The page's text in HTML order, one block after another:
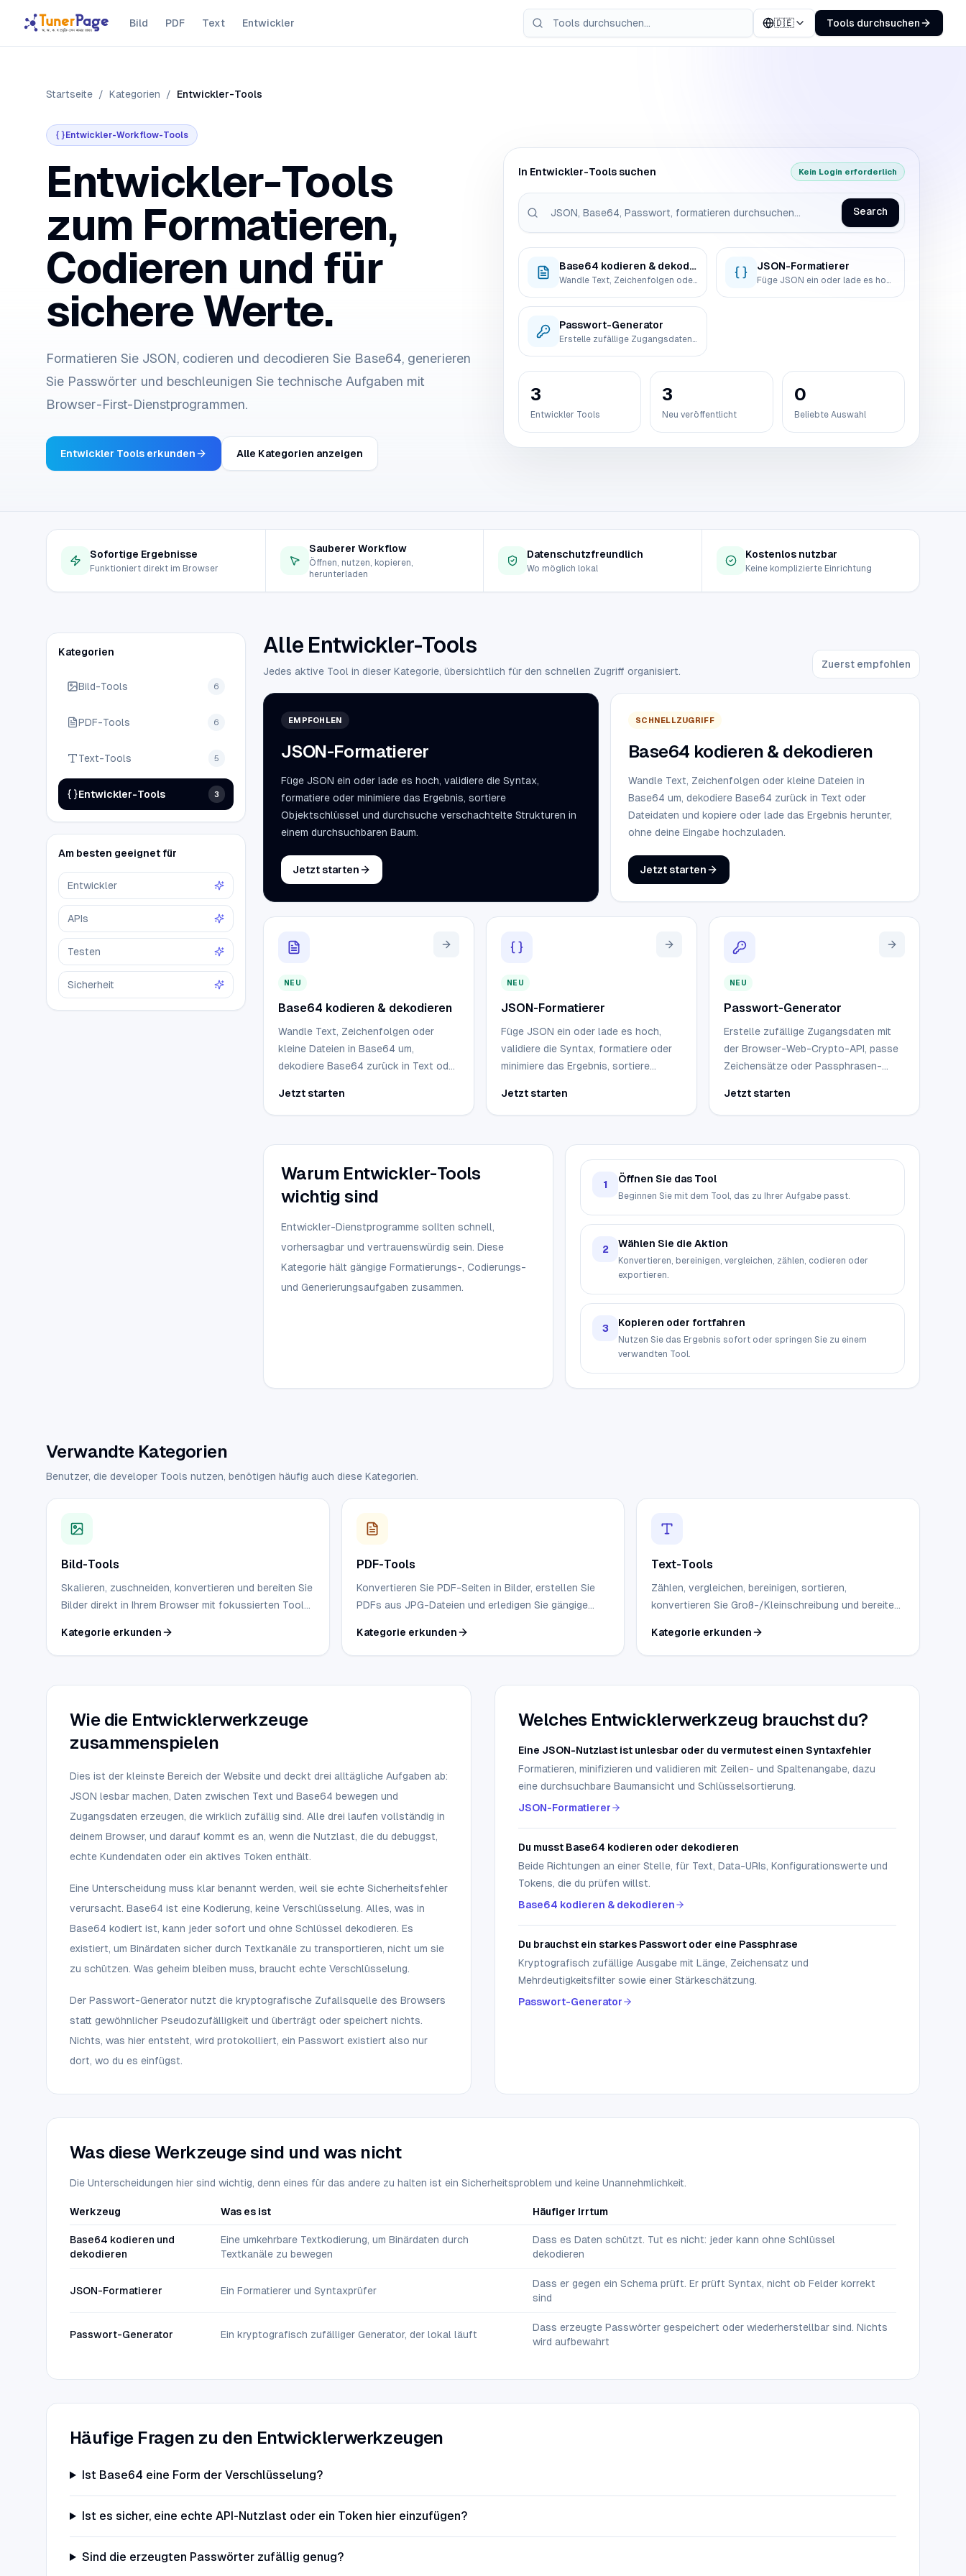
Bild PDF Text Entwickler 🇩🇪 Tools durchsuchen
Startseite / Kategorien / Entwickler-Tools
Entwickler-Workflow-Tools
Entwickler-Tools
zum Formatieren,
Codieren und für
sichere Werte.
Formatieren Sie JSON, codieren und decodieren Sie Base64, generieren
Sie Passwörter und beschleunigen Sie technische Aufgaben mit
Browser-First-Dienstprogrammen.
Entwickler Tools erkunden Alle Kategorien anzeigen
In Entwickler-Tools suchen Kein Login erforderlich
Search
Base64 kodieren & dekodieren
Wandle Text, Zeichenfolgen oder kleine Dateien in Base64 um, dekodiere Base64 zurück in Text oder Dateidaten und kopiere oder lade das Ergebnis herunter, ohne deine Eingabe hochzuladen.
JSON-Formatierer
Füge JSON ein oder lade es hoch, validiere die Syntax, formatiere oder minimiere das Ergebnis, sortiere Objektschlüssel und durchsuche verschachtelte Strukturen in einem durchsuchbaren Baum.
Passwort-Generator
Erstelle zufällige Zugangsdaten mit der Browser-Web-Crypto-API, passe Zeichensätze oder Passphrasen-Wörter an, überprüfe die Stärkeschätzung und kopiere das Ergebnis, ohne es irgendwohin zu senden.
3
Entwickler Tools
3
Neu veröffentlicht
0
Beliebte Auswahl
Sofortige Ergebnisse
Funktioniert direkt im Browser
Sauberer Workflow
Öffnen, nutzen, kopieren,
herunterladen
Datenschutzfreundlich
Wo möglich lokal
Kostenlos nutzbar
Keine komplizierte Einrichtung
Kategorien
Bild-Tools 6
PDF-Tools 6
Text-Tools 5
Entwickler-Tools 3
Am besten geeignet für
Entwickler
APIs
Testen
Sicherheit
Alle Entwickler-Tools
Jedes aktive Tool in dieser Kategorie, übersichtlich für den schnellen Zugriff organisiert.
Zuerst empfohlen
EMPFOHLEN
JSON-Formatierer
Füge JSON ein oder lade es hoch, validiere die Syntax,
formatiere oder minimiere das Ergebnis, sortiere
Objektschlüssel und durchsuche verschachtelte Strukturen in
einem durchsuchbaren Baum.
Jetzt starten
SCHNELLZUGRIFF
Base64 kodieren & dekodieren
Wandle Text, Zeichenfolgen oder kleine Dateien in
Base64 um, dekodiere Base64 zurück in Text oder
Dateidaten und kopiere oder lade das Ergebnis herunter,
ohne deine Eingabe hochzuladen.
Jetzt starten
NEU
Base64 kodieren & dekodieren
Wandle Text, Zeichenfolgen oder
kleine Dateien in Base64 um,
dekodiere Base64 zurück in Text oder
Ergebnis herunter, ohne deine Eingabe
hochzuladen.
Jetzt starten
NEU
JSON-Formatierer
Füge JSON ein oder lade es hoch,
validiere die Syntax, formatiere oder
minimiere das Ergebnis, sortiere
verschachtelte Strukturen in einem
durchsuchbaren Baum.
Jetzt starten
NEU
Passwort-Generator
Erstelle zufällige Zugangsdaten mit
der Browser-Web-Crypto-API, passe
Zeichensätze oder Passphrasen-
Stärkeschätzung und kopiere das
Ergebnis, ohne es irgendwohin zu
Jetzt starten
Warum Entwickler-Tools
wichtig sind
Entwickler-Dienstprogramme sollten schnell,
vorhersagbar und vertrauenswürdig sein. Diese
Kategorie hält gängige Formatierungs-, Codierungs-
und Generierungsaufgaben zusammen.
1 Öffnen Sie das Tool
Beginnen Sie mit dem Tool, das zu Ihrer Aufgabe passt.
2 Wählen Sie die Aktion
Konvertieren, bereinigen, vergleichen, zählen, codieren oder
exportieren.
3 Kopieren oder fortfahren
Nutzen Sie das Ergebnis sofort oder springen Sie zu einem
verwandten Tool.
Verwandte Kategorien
Benutzer, die developer Tools nutzen, benötigen häufig auch diese Kategorien.
Bild-Tools
Skalieren, zuschneiden, konvertieren und bereiten Sie
Bilder direkt in Ihrem Browser mit fokussierten Tools
Kategorie erkunden
PDF-Tools
Konvertieren Sie PDF-Seiten in Bilder, erstellen Sie
PDFs aus JPG-Dateien und erledigen Sie gängige
Software.
Kategorie erkunden
Text-Tools
Zählen, vergleichen, bereinigen, sortieren,
konvertieren Sie Groß-/Kleinschreibung und bereiten
Kategorie vor.
Kategorie erkunden
Wie die Entwicklerwerkzeuge
zusammenspielen
Dies ist der kleinste Bereich der Website und deckt drei alltägliche Aufgaben ab:
JSON lesbar machen, Daten zwischen Text und Base64 bewegen und
Zugangsdaten erzeugen, die wirklich zufällig sind. Alle drei laufen vollständig in
deinem Browser, und darauf kommt es an, wenn die Nutzlast, die du debuggst,
echte Kundendaten oder ein aktives Token enthält.
Eine Unterscheidung muss klar benannt werden, weil sie echte Sicherheitsfehler
verursacht. Base64 ist eine Kodierung, keine Verschlüsselung. Alles, was in
Base64 kodiert ist, kann jeder sofort und ohne Schlüssel dekodieren. Es
existiert, um Binärdaten sicher durch Textkanäle zu transportieren, nicht um sie
zu schützen. Was geheim bleiben muss, braucht echte Verschlüsselung.
Der Passwort-Generator nutzt die kryptografische Zufallsquelle des Browsers
statt gewöhnlicher Pseudozufälligkeit und überträgt oder speichert nichts.
Nichts, was hier entsteht, wird protokolliert, ein Passwort existiert also nur
dort, wo du es einfügst.
Welches Entwicklerwerkzeug brauchst du?
Eine JSON-Nutzlast ist unlesbar oder du vermutest einen Syntaxfehler
Formatieren, minifizieren und validieren mit Zeilen- und Spaltenangabe, dazu
eine durchsuchbare Baumansicht und Schlüsselsortierung.
JSON-Formatierer
Du musst Base64 kodieren oder dekodieren
Beide Richtungen an einer Stelle, für Text, Data-URIs, Konfigurationswerte und
Tokens, die du prüfen willst.
Base64 kodieren & dekodieren
Du brauchst ein starkes Passwort oder eine Passphrase
Kryptografisch zufällige Ausgabe mit Länge, Zeichensatz und
Mehrdeutigkeitsfilter sowie einer Stärkeschätzung.
Passwort-Generator
Was diese Werkzeuge sind und was nicht
Die Unterscheidungen hier sind wichtig, denn eines für das andere zu halten ist ein Sicherheitsproblem und keine Unannehmlichkeit.
Werkzeug Was es ist Häufiger Irrtum
Base64 kodieren und
dekodieren
Eine umkehrbare Textkodierung, um Binärdaten durch
Textkanäle zu bewegen
Dass es Daten schützt. Tut es nicht: jeder kann ohne Schlüssel
dekodieren
JSON-Formatierer Ein Formatierer und Syntaxprüfer
Dass er gegen ein Schema prüft. Er prüft Syntax, nicht ob Felder korrekt
sind
Passwort-Generator Ein kryptografisch zufälliger Generator, der lokal läuft
Dass erzeugte Passwörter gespeichert oder wiederherstellbar sind. Nichts
wird aufbewahrt
Häufige Fragen zu den Entwicklerwerkzeugen
Ist Base64 eine Form der Verschlüsselung?
Ist es sicher, eine echte API-Nutzlast oder ein Token hier einzufügen?
Sind die erzeugten Passwörter zufällig genug?